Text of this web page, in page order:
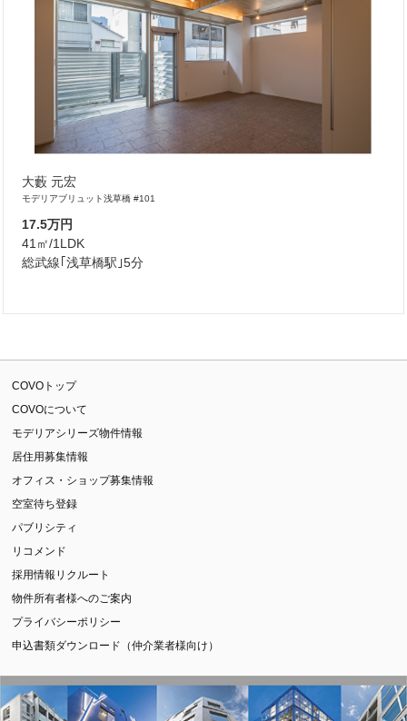
大藪 元宏
モデリアブリュット浅草橋 #101
17.5万円
41㎡/1LDK
総武線｢浅草橋駅｣5分
COVOトップ
COVOについて
モデリアシリーズ物件情報
居住用募集情報
オフィス・ショップ募集情報
空室待ち登録
パブリシティ
リコメンド
採用情報リクルート
物件所有者様へのご案内
プライバシーポリシー
申込書類ダウンロード（仲介業者様向け）